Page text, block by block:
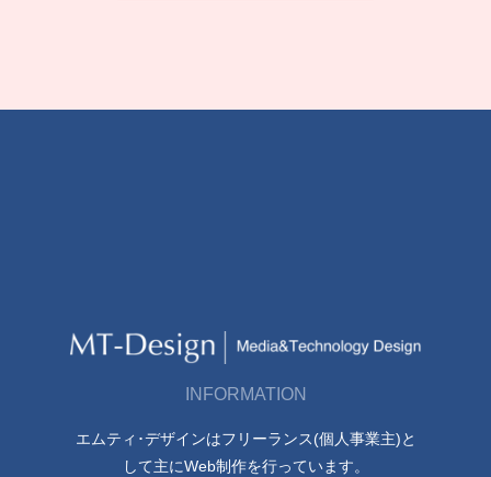
INFORMATION
エムティ･デザインはフリーランス(個人事業主)と
して主にWeb制作を行っています。